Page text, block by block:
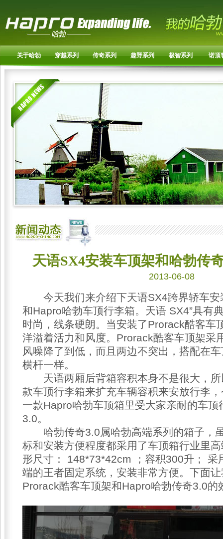
关于哈勃 穿越系列 传奇系列 趣野系列 极智系列 诺顶
天语SX4安装车顶架和哈勃传
2013-06-08
今天我们来介绍下天语SX4跨界轿车安
和Hapro哈勃车顶行李箱。天语 SX4”具有
时尚，线条硬朗。当安装了Prorack酷客车
洋溢着活力和风度。Prorack酷客车顶架采
风噪降了到低，而且两边不突出，搭配在
横杆一样。
天语两厢后背箱容积本身不是很大，所
款车顶行李箱来扩充车辆容积来安放行李
一款Hapro哈勃车顶箱里受大家亲耐的车
3.0。
哈勃传奇3.0属哈勃高端系列的箱子，
标和安装方便程度都采用了车顶箱行业里
形尺寸： 148*73*42cm ；容积300升； 采
端的王者固定系统，安装非常方便。下面
Prorack酷客车顶架和Hapro哈勃传奇3.0的